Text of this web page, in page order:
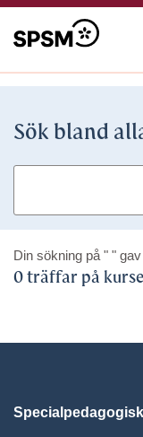
Sök bland
Din sökning på " " gav
0 träffar på